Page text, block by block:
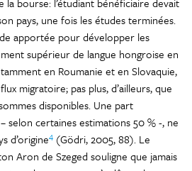
pays, une fois les études terminées.
apportée pour développer les
supérieur de langue hongroise en
en Roumanie et en Slovaquie,
migratoire; pas plus, d’ailleurs, que
disponibles. Une part
selon certaines estimations 50 % -, ne
d’origine4 (Gödri, 2005, 88). Le
Aron de Szeged souligne que jamais